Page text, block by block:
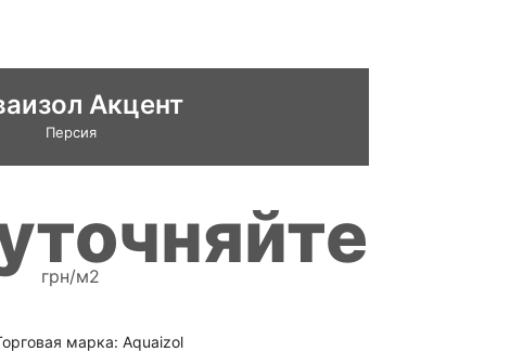
Акцент
Персия
грн/м2
марка: Aquaizol